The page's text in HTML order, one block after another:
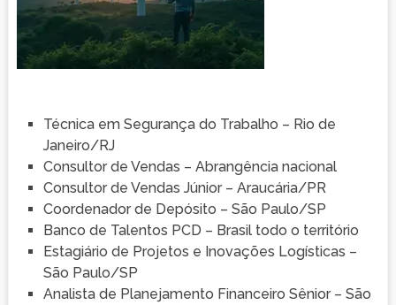
Técnica em Segurança do Trabalho – Rio de
Janeiro/RJ
Consultor de Vendas – Abrangência nacional
Consultor de Vendas Júnior – Araucária/PR
Coordenador de Depósito – São Paulo/SP
Banco de Talentos PCD – Brasil todo o território
Estagiário de Projetos e Inovações Logísticas –
São Paulo/SP
Analista de Planejamento Financeiro Sênior – São